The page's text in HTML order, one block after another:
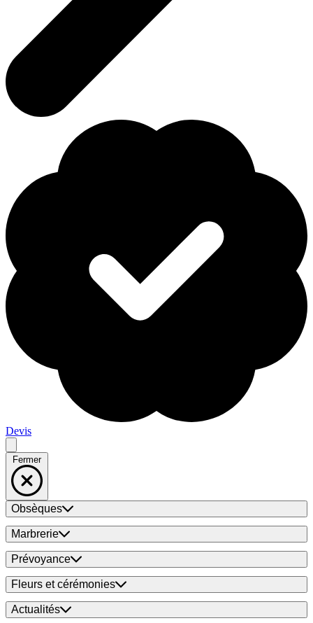
Devis
Fermer
Obsèques
Marbrerie
Prévoyance
Fleurs et cérémonies
Actualités